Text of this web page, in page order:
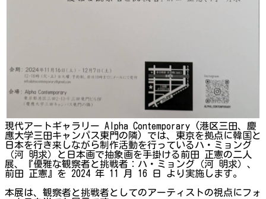
現代アートギャラリー Alpha Contemporary (港区三田、慶
應大学三田キャンパス東門の隣) では、東京を拠点に韓国と
日本を行き来しながら制作活動を行っているハ・ミョング
（河 明求）と日本画で抽象画を手掛ける前田 正憲の二人
展、『優雅な観察者と挑戦者：ハ・ミョング（河 明求）、
前田 正憲』を 2024 年 11 月 16 日 より実施します。
本展は、観察者と挑戦者としてのアーティストの視点にフォ